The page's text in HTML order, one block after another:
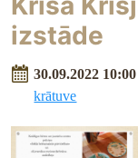
izstāde
30.09.2022
krātuve